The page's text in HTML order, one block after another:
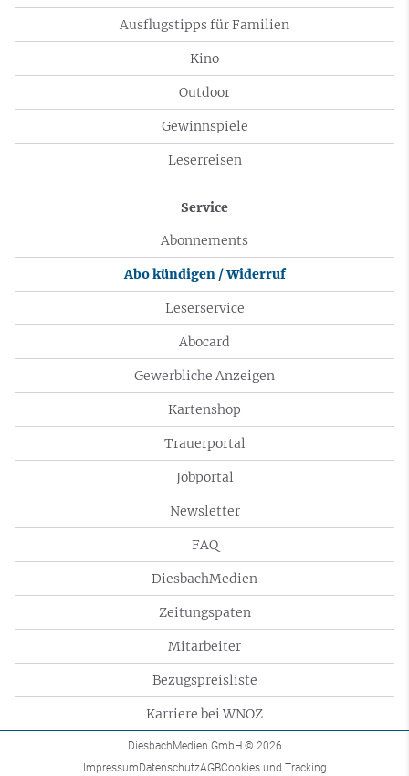
Ausflugstipps für Familien
Kino
Outdoor
Gewinnspiele
Leserreisen
Service
Abonnements
Abo kündigen / Widerruf
Leserservice
Abocard
Gewerbliche Anzeigen
Kartenshop
Trauerportal
Jobportal
Newsletter
FAQ
DiesbachMedien
Zeitungspaten
Mitarbeiter
Bezugspreisliste
Karriere bei WNOZ
DiesbachMedien GmbH © 2026
ImpressumDatenschutzAGBCookies und Tracking